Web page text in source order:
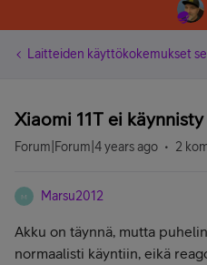
Laitteiden käyttökokemukset
Xiaomi 11T ei käynnisty
Forum|Forum|4 years ago 2
M Marsu2012
Akku on täynnä, mutta
normaalisti käyntiin, eikä